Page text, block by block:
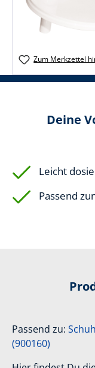
Zum Merkzettel
Deine
Leicht
Passend
Passend zu:
(900160)